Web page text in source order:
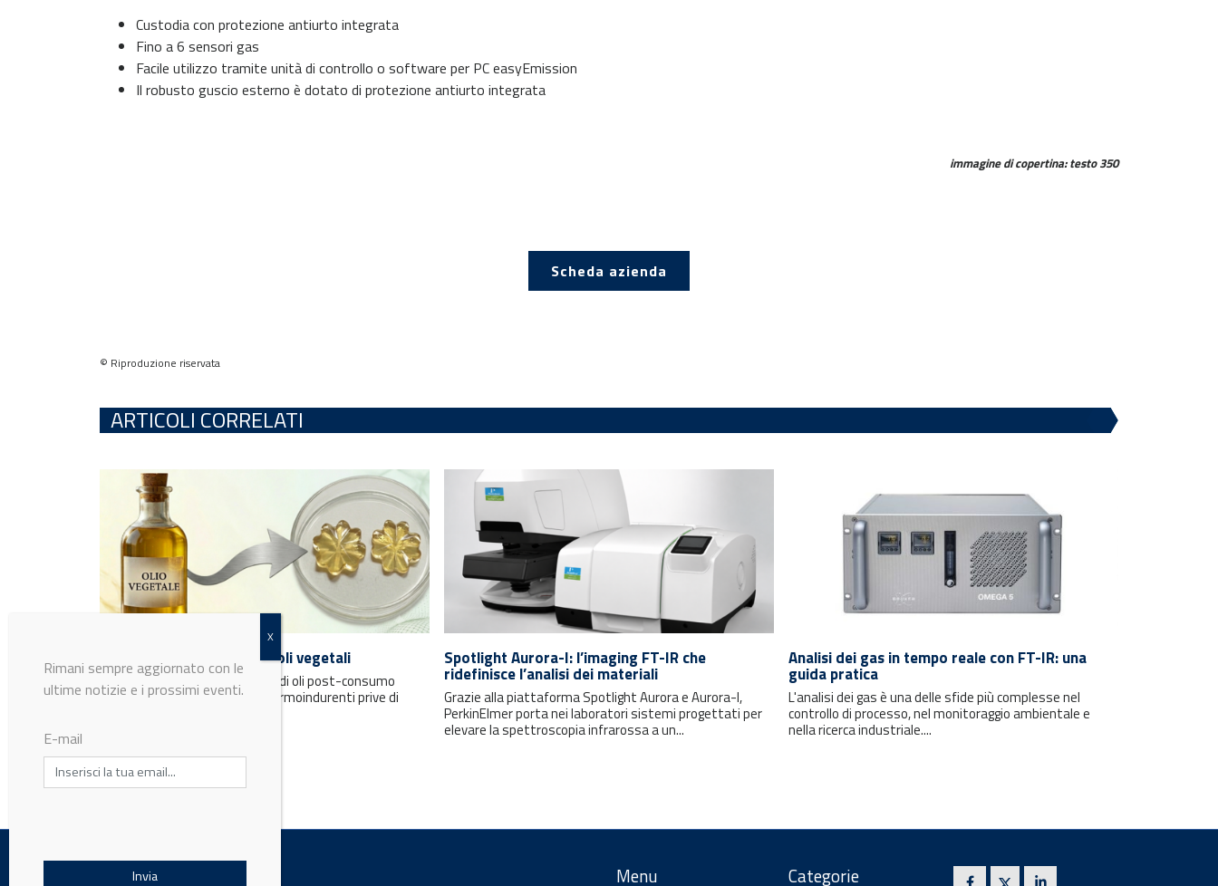
Custodia con protezione antiurto integrata
Fino a 6 sensori gas
Facile utilizzo tramite unità di controllo o software per PC easyEmission
Il robusto guscio esterno è dotato di protezione antiurto integrata
immagine di copertina: testo 350
Scheda azienda
© Riproduzione riservata
ARTICOLI CORRELATI
Resine termoindurenti da oli vegetali
L’uso di derivati di oli vegetali e di oli post-consumo
consente di ottenere resine termoindurenti prive di
Spotlight Aurora-I: l’imaging FT-IR che
ridefinisce l’analisi dei materiali
Grazie alla piattaforma Spotlight Aurora e Aurora-I,
PerkinElmer porta nei laboratori sistemi progettati per
elevare la spettroscopia infrarossa a un...
Analisi dei gas in tempo reale con FT-IR: una
guida pratica
L'analisi dei gas è una delle sfide più complesse nel
controllo di processo, nel monitoraggio ambientale e
nella ricerca industriale....
LabWorld Menu Categorie